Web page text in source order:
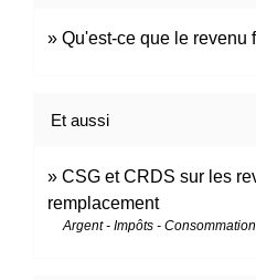
Qu'est-ce que le revenu
Et aussi
CSG et CRDS sur les
remplacement
Argent - Impôts - Consommation